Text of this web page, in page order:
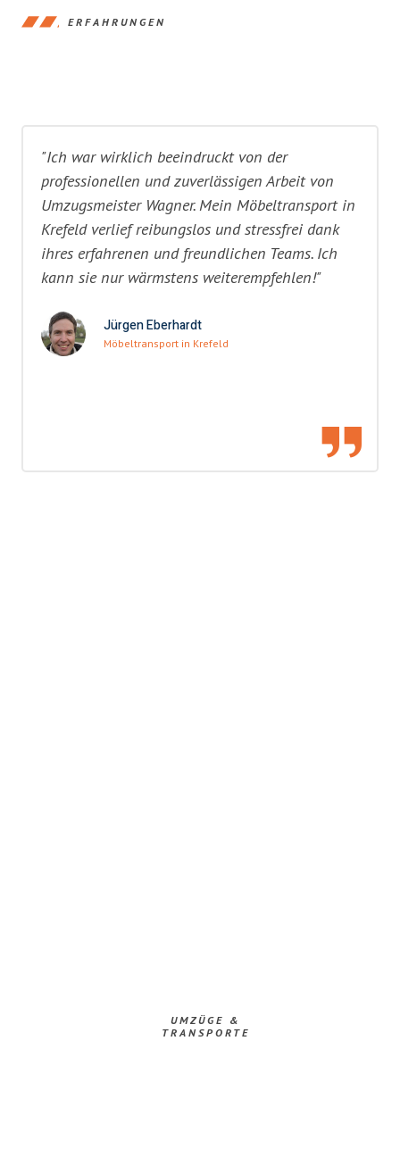
ERFAHRUNGEN
"Ich war wirklich beeindruckt von der
professionellen und zuverlässigen Arbeit von
Umzugsmeister Wagner. Mein Möbeltransport in
Krefeld verlief reibungslos und stressfrei dank
ihres erfahrenen und freundlichen Teams. Ich
kann sie nur wärmstens weiterempfehlen!"
Jürgen Eberhardt
Möbeltransport in Krefeld
UMZÜGE &
TRANSPORTE